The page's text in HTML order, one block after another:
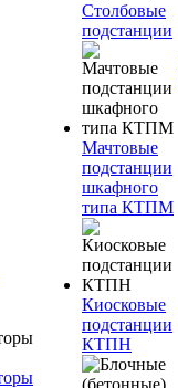
Столбовые
подстанции
Мачтовые
подстанции
шкафного
типа КТПМ
Киосковые
подстанции
КТПН